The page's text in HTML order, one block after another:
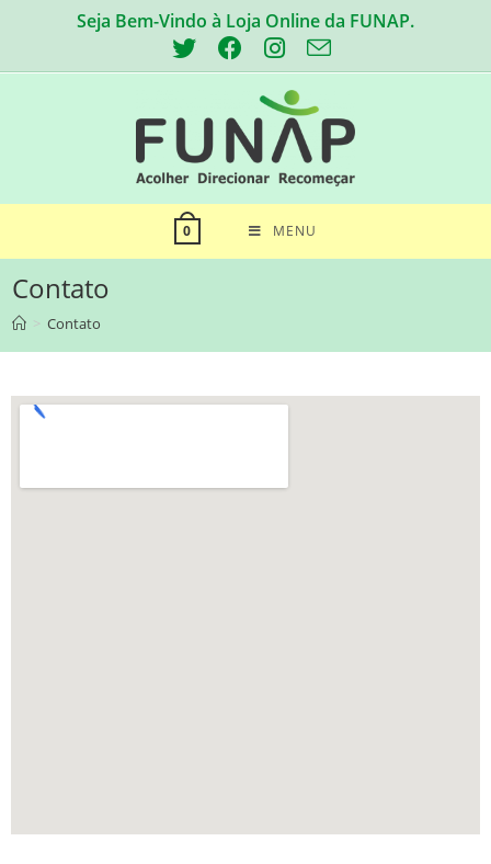
Seja Bem-Vindo à Loja Online da FUNAP.
0 MENU
Contato
> Contato